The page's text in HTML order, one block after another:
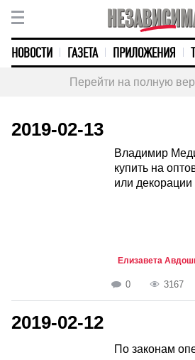
НОВОСТИ ГАЗЕТА ПРИЛОЖЕНИЯ
Перейти на полную
2019-02-13
Владимир
купить на
или декорации
Елизавета
0 3167
2019-02-12
По законам